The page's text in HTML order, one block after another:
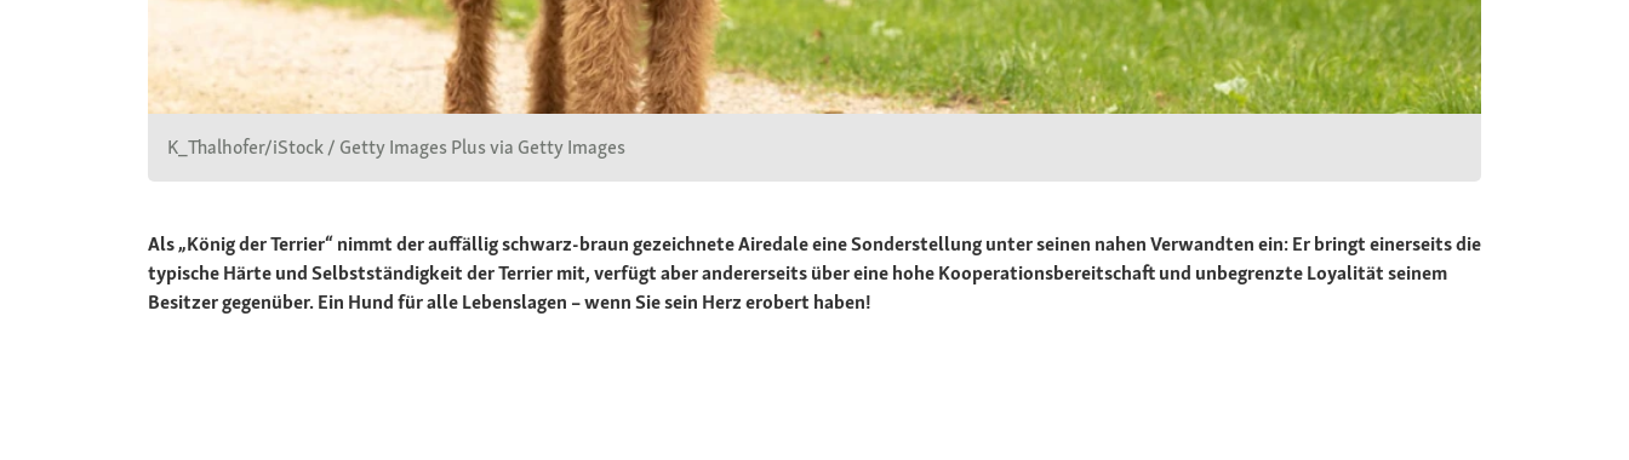
K_Thalhofer/iStock / Getty Images Plus via Getty Images
Als „König der Terrier“ nimmt der auffällig schwarz-braun gezeichnete Airedale eine Sonderstellung unter seinen nahen Verwandten ein: Er bringt einerseits die
typische Härte und Selbstständigkeit der Terrier mit, verfügt aber andererseits über eine hohe Kooperationsbereitschaft und unbegrenzte Loyalität seinem
Besitzer gegenüber. Ein Hund für alle Lebenslagen – wenn Sie sein Herz erobert haben!